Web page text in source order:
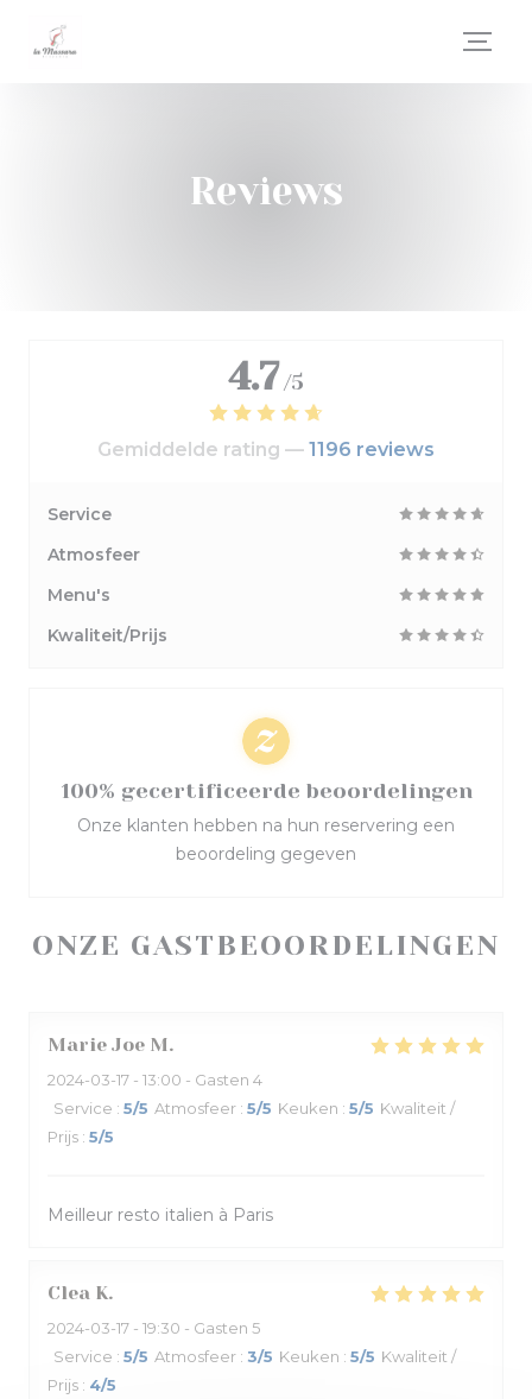
Reviews
ONZE GASTBEOORDELINGEN
Marie Joe M
2024-03-17 - 13:00 - Gasten 4
Service : 5/5 Atmosfeer : 5/5 Keuken : 5/5 Kwaliteit /
Prijs : 5/5
Meilleur resto italien à Paris
Clea K
2024-03-17 - 19:30 - Gasten 5
Service : 5/5 Atmosfeer : 3/5 Keuken : 5/5 Kwaliteit /
Prijs : 4/5
4.7 /5
Gemiddelde rating — 1196 reviews
Service
Atmosfeer
Menu's
Kwaliteit/Prijs
100% gecertificeerde beoordelingen
Onze klanten hebben na hun reservering een
beoordeling gegeven